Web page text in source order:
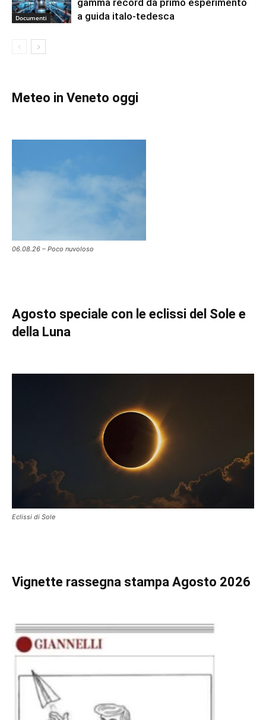
Documenti
gamma record da primo esperimento
a guida italo-tedesca
Meteo in Veneto oggi
06.08.26 – Poco nuvoloso
Agosto speciale con le eclissi del Sole e
della Luna
Eclissi di Sole
Vignette rassegna stampa Agosto 2026